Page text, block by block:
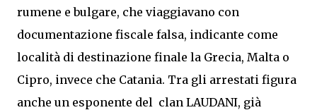
rumene e bulgare, che viaggiavano con
documentazione fiscale falsa, indicante come
località di destinazione finale la Grecia, Malta o
Cipro, invece che Catania. Tra gli arrestati figura
anche un esponente del clan LAUDANI, già